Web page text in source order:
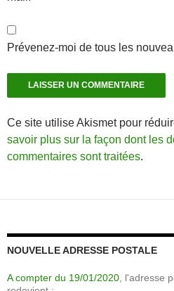
Prévenez-moi de tous les
Ce site utilise Akismet pour
savoir plus sur la façon dont les
commentaires sont traitées.
NOUVELLE ADRESSE POSTALE
A compter du 19/01/2020 , l'adresse